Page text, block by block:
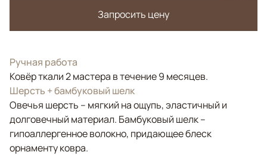
Запросить цену
Ручная работа
Ковёр ткали 2 мастера в течение 9 месяцев.
Шерсть + бамбуковый шелк
Овечья шерсть – мягкий на ощупь, эластичный и
долговечный материал. Бамбуковый шелк –
гипоаллергенное волокно, придающее блеск
орнаменту ковра.